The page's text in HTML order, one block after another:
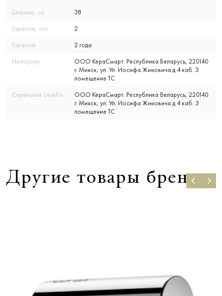
Ширина, см 38
Гарантия, лет 2
Гарантия 2 года
Импортер
ООО КераСмарт. Республика Беларусь, 220140
г. Минск; ул. Ул. Иосифа Жиновича д 4 каб. 3
помещение ТС
Сервисная служба
ООО КераСмарт. Республика Беларусь, 220140
г. Минск; ул. Ул. Иосифа Жиновича д 4 каб. 3
помещение ТС
Другие товары бренда